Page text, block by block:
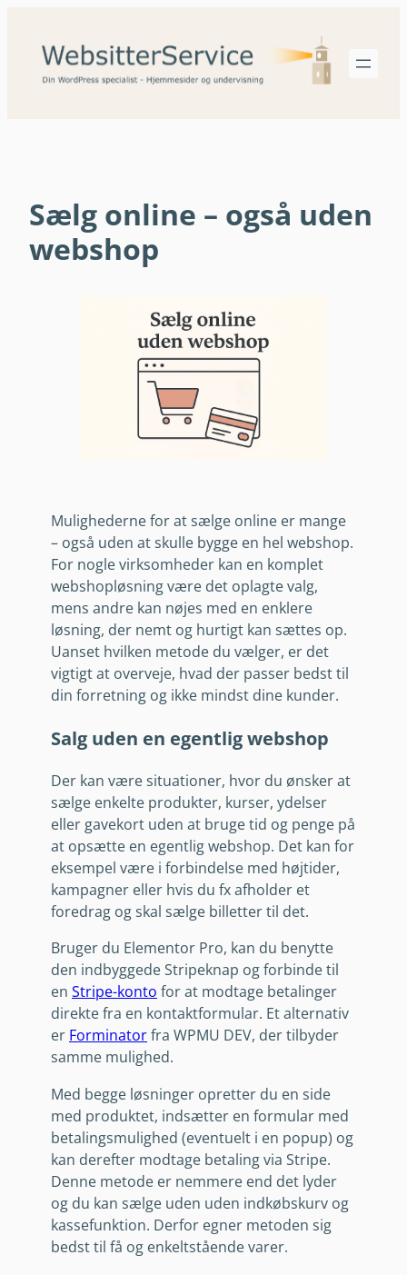
indhold
Sælg online – også uden
webshop
Mulighederne for at sælge online er mange
– også uden at skulle bygge en hel webshop.
For nogle virksomheder kan en komplet
webshopløsning være det oplagte valg,
mens andre kan nøjes med en enklere
løsning, der nemt og hurtigt kan sættes op.
Uanset hvilken metode du vælger, er det
vigtigt at overveje, hvad der passer bedst til
din forretning og ikke mindst dine kunder.
Salg uden en egentlig webshop
Der kan være situationer, hvor du ønsker at
sælge enkelte produkter, kurser, ydelser
eller gavekort uden at bruge tid og penge på
at opsætte en egentlig webshop. Det kan for
eksempel være i forbindelse med højtider,
kampagner eller hvis du fx afholder et
foredrag og skal sælge billetter til det.
Bruger du Elementor Pro, kan du benytte
den indbyggede Stripeknap og forbinde til
en Stripe-konto for at modtage betalinger
direkte fra en kontaktformular. Et alternativ
er Forminatorfra WPMU DEV, der tilbyder
samme mulighed.
Med begge løsninger opretter du en side
med produktet, indsætter en formular med
betalingsmulighed (eventuelt i en popup) og
kan derefter modtage betaling via Stripe.
Denne metode er nemmere end det lyder
og du kan sælge uden uden indkøbskurv og
kassefunktion. Derfor egner metoden sig
bedst til få og enkeltstående varer.